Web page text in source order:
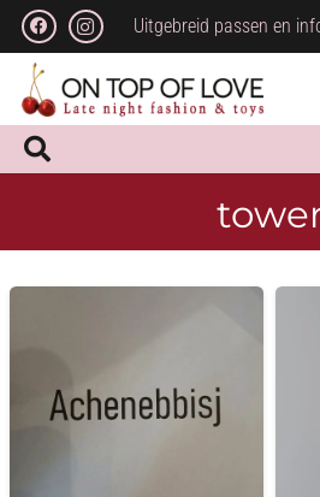
Uitgebreid passen en